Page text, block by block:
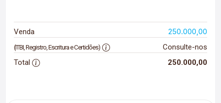
Venda 250.000,00
(ITBI, Registro, Escritura e Certidões)
Consulte-nos
Total
250.000,00